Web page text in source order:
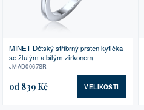
MINET Dětský stříbrný prsten kytička
se žlutým a bílým zirkonem
JMAD0067SR
od 839 Kč VELIKOSTI